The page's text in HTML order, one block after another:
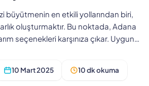
büyütmenin en etkili yollarından biri,
oluşturmaktır. Bu noktada, Adana
seçenekleri karşınıza çıkar. Uygun
10 Mart 2025 10 dk okuma